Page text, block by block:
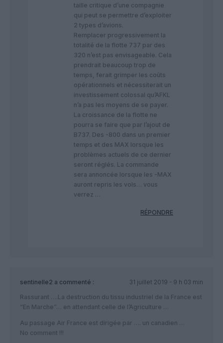
taille critique d’une compagnie
qui peut se permettre d’exploiter
2 types d’avions.
Remplacer progressivement la
totalité de la flotte 737 par des
320 n’est pas envisageable. Cela
prendrait beaucoup trop de
temps, ferait grimper les coûts
opérationnels et nécessiterait un
investissement colossal qu’AFKL
n’a pas les moyens de se payer.
La croissance de la flotte ne
pourra se faire que par l’ajout de
B737. Des -800 dans un premier
temps et des MAX lorsque les
problèmes actuels de ce dernier
seront réglés. La commande
sera annoncée lorsque les -MAX
auront repris les vols… vous
verrez …
RÉPONDRE
sentinelle2 a commenté :
31 juillet 2019 - 9 h 03 min
Rassurant ….La destruction du tissu industriel de la France est
“En Marche”… en attendant celle de l’Agriculture …
Au passage Air France est dirigée par …. un canadien …
No comment !!!